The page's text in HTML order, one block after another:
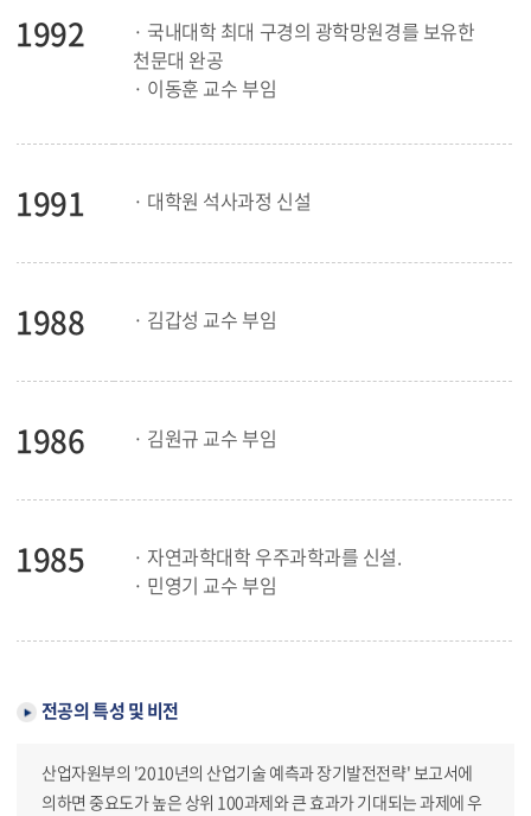
1992
· 국내대학 최대 구경의 광학망원경를 보유한
천문대 완공
· 이동훈 교수 부임
1991 · 대학원 석사과정 신설
1988 · 김갑성 교수 부임
1986 · 김원규 교수 부임
1985
· 자연과학대학 우주과학과를 신설.
· 민영기 교수 부임
전공의 특성 및 비전
산업자원부의 '2010년의 산업기술 예측과 장기발전전략' 보고서에
의하면 중요도가 높은 상위 100과제와 큰 효과가 기대되는 과제에 우